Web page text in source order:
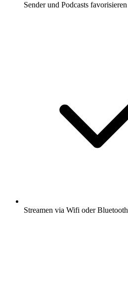
Sender und Podcasts favorisieren
Streamen via Wifi oder Bluetooth